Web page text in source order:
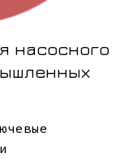
насосного